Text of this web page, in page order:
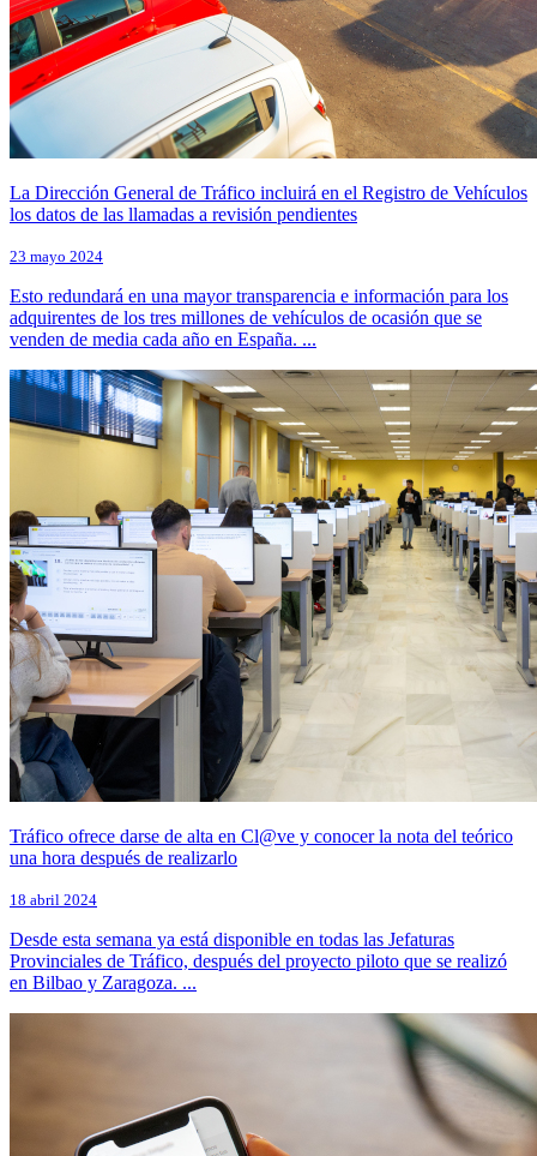
La Dirección General de Tráfico incluirá en el Registro de Vehículos
los datos de las llamadas a revisión pendientes
23 mayo 2024
Esto redundará en una mayor transparencia e información para los
adquirentes de los tres millones de vehículos de ocasión que se
venden de media cada año en España. ...
Tráfico ofrece darse de alta en Cl@ve y conocer la nota del teórico
una hora después de realizarlo
18 abril 2024
Desde esta semana ya está disponible en todas las Jefaturas
Provinciales de Tráfico, después del proyecto piloto que se realizó
en Bilbao y Zaragoza. ...